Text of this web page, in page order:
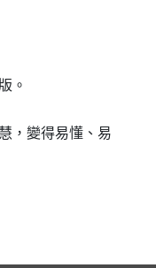
。
，變得易懂、易